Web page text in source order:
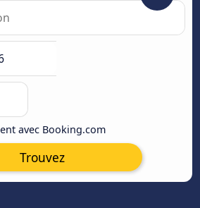
avec Booking.com
Trouvez